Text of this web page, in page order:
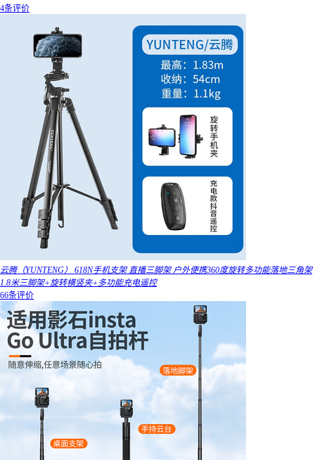
4条评价
云腾（YUNTENG） 618N手机支架 直播三脚架 户外便携360度旋转多功能落地三角架
1.8米三脚架+旋转横竖夹+多功能充电遥控
66条评价